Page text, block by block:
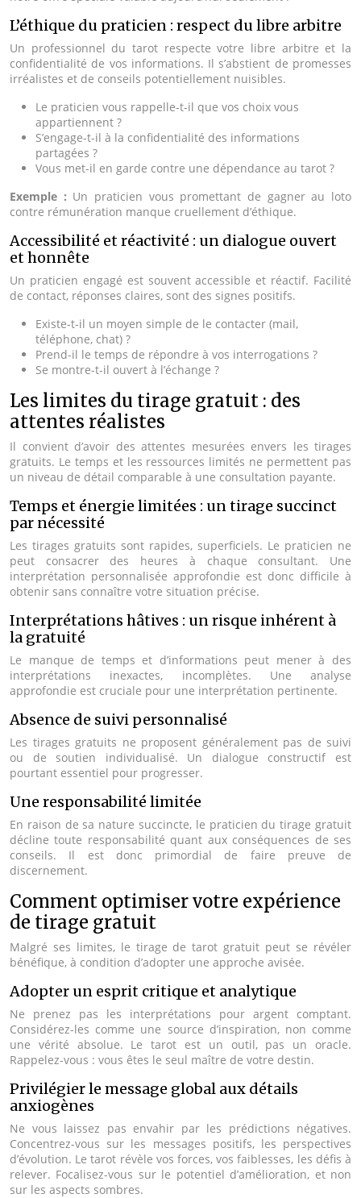
L’éthique du praticien : respect du libre arbitre
Un professionnel du tarot respecte votre libre arbitre et la
confidentialité de vos informations. Il s’abstient de promesses
irréalistes et de conseils potentiellement nuisibles.
Le praticien vous rappelle-t-il que vos choix vous
appartiennent ?
S’engage-t-il à la confidentialité des informations
partagées ?
Vous met-il en garde contre une dépendance au tarot ?
Exemple : Un praticien vous promettant de gagner au loto
contre rémunération manque cruellement d’éthique.
Accessibilité et réactivité : un dialogue ouvert
et honnête
Un praticien engagé est souvent accessible et réactif. Facilité
de contact, réponses claires, sont des signes positifs.
Existe-t-il un moyen simple de le contacter (mail,
téléphone, chat) ?
Prend-il le temps de répondre à vos interrogations ?
Se montre-t-il ouvert à l’échange ?
Les limites du tirage gratuit : des
attentes réalistes
Il convient d’avoir des attentes mesurées envers les tirages
gratuits. Le temps et les ressources limités ne permettent pas
un niveau de détail comparable à une consultation payante.
Temps et énergie limitées : un tirage succinct
par nécessité
Les tirages gratuits sont rapides, superficiels. Le praticien ne
peut consacrer des heures à chaque consultant. Une
interprétation personnalisée approfondie est donc difficile à
obtenir sans connaître votre situation précise.
Interprétations hâtives : un risque inhérent à
la gratuité
Le manque de temps et d’informations peut mener à des
interprétations inexactes, incomplètes. Une analyse
approfondie est cruciale pour une interprétation pertinente.
Absence de suivi personnalisé
Les tirages gratuits ne proposent généralement pas de suivi
ou de soutien individualisé. Un dialogue constructif est
pourtant essentiel pour progresser.
Une responsabilité limitée
En raison de sa nature succincte, le praticien du tirage gratuit
décline toute responsabilité quant aux conséquences de ses
conseils. Il est donc primordial de faire preuve de
discernement.
Comment optimiser votre expérience
de tirage gratuit
Malgré ses limites, le tirage de tarot gratuit peut se révéler
bénéfique, à condition d’adopter une approche avisée.
Adopter un esprit critique et analytique
Ne prenez pas les interprétations pour argent comptant.
Considérez-les comme une source d’inspiration, non comme
une vérité absolue. Le tarot est un outil, pas un oracle.
Rappelez-vous : vous êtes le seul maître de votre destin.
Privilégier le message global aux détails
anxiogènes
Ne vous laissez pas envahir par les prédictions négatives.
Concentrez-vous sur les messages positifs, les perspectives
d’évolution. Le tarot révèle vos forces, vos faiblesses, les défis à
relever. Focalisez-vous sur le potentiel d’amélioration, et non
sur les aspects sombres.